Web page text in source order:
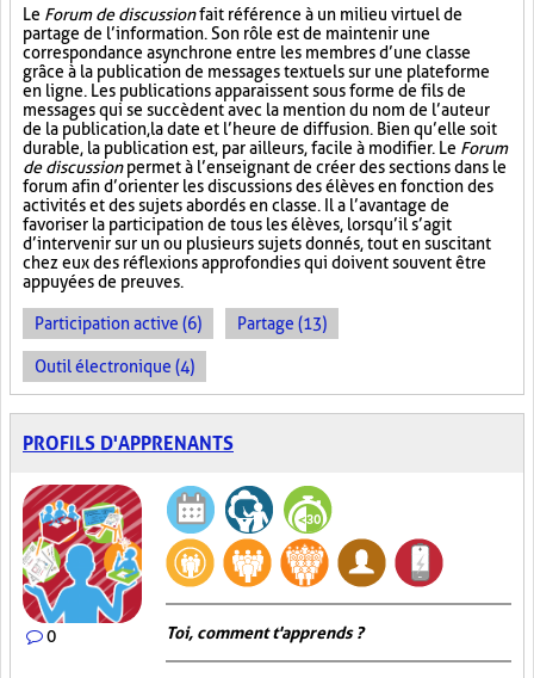
Le Forum de discussionfait référence à un milieu virtuel de
partage de l’information. Son rôle est de maintenir une
correspondance asynchrone entre les membres d’une classe
grâce à la publication de messages textuels sur une plateforme
en ligne. Les publications apparaissent sous forme de fils de
messages qui se succèdent avec la mention du nom de l’auteur
de la publication, la date et l’heure de diffusion. Bien qu’elle soit
durable, la publication est, par ailleurs, facile à modifier. Le Forum
de discussionpermet à l’enseignant de créer des sections dans le
forum afin d’orienter les discussions des élèves en fonction des
activités et des sujets abordés en classe. Il a l’avantage de
favoriser la participation de tous les élèves, lorsqu’il s’agit
d’intervenir sur un ou plusieurs sujets donnés, tout en suscitant
chez eux des réflexions approfondies qui doivent souvent être
appuyées de preuves.
Participation active (6) Partage (13)
Outil électronique (4)
PROFILS D'APPRENANTS
0 Toi, comment t'apprends ?